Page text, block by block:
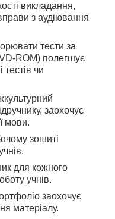
викладання,
з аудіювання
тести за
ROM) полегшує
чи
заохочує
мови.
зошиті
для кожного
учнів.
заохочує
матеріалу.